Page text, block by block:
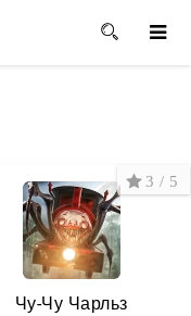
Чу-Чу Чарльз
3 / 5